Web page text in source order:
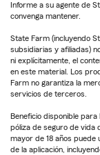
Informe a su agente de
convenga mantener.
State Farm (incluyendo
subsidiarias y afiliadas)
ni explícitamente, el
en este material. Los
Farm no garantiza la
servicios de terceros.
Beneficio disponible
póliza de seguro de vida
mayor de 18 años puede
de la aplicación,